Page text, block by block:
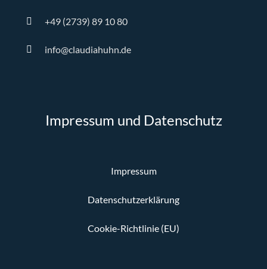
+49 (2739) 89 10 80
info@claudiahuhn.de
Impressum und Datenschutz
Impressum
Datenschutzerklärung
Cookie-Richtlinie (EU)